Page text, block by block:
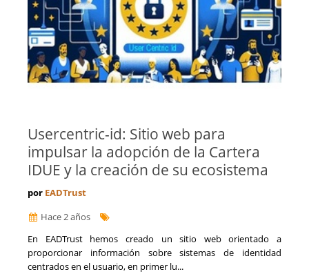
Usercentric-id: Sitio web para
impulsar la adopción de la Cartera
IDUE y la creación de su ecosistema
por EADTrust
Hace 2 años
​En EADTrust hemos creado un sitio web orientado a
proporcionar información sobre ​sistemas de identidad
centrados en el usuario​, en primer lu...